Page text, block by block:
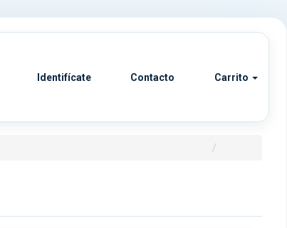
Identifícate Contacto Carrito